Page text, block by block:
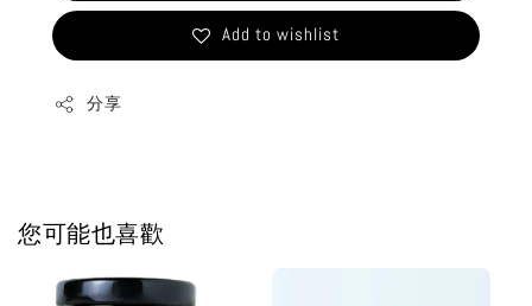
Add to wishlist
分享
您可能也喜歡